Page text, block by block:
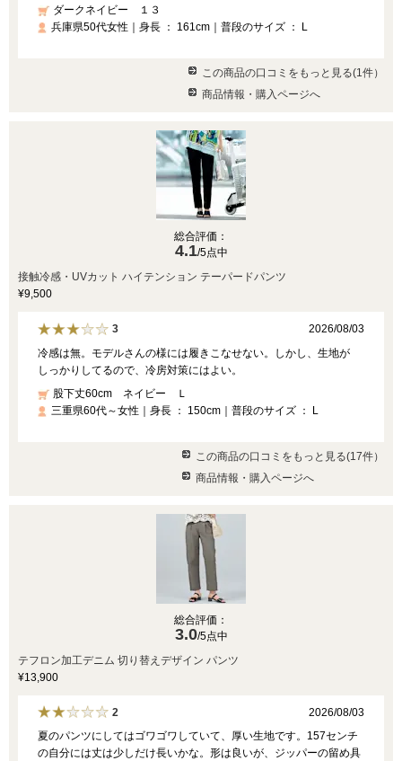
ダークネイビー １３
兵庫県50代女性｜身長 ： 161cm｜普段のサイズ ： L
この商品の口コミをもっと見る(1件）
商品情報・購入ページへ
総合評価：
4.1/5点中
接触冷感・UVカット ハイテンション テーパードパンツ
¥9,500
3
2026/08/03
冷感は無。モデルさんの様には履きこなせない。しかし、生地が
しっかりしてるので、冷房対策にはよい。
股下丈60cm ネイビー Ｌ
三重県60代～女性｜身長 ： 150cm｜普段のサイズ ： L
この商品の口コミをもっと見る(17件）
商品情報・購入ページへ
総合評価：
3.0/5点中
テフロン加工デニム 切り替えデザイン パンツ
¥13,900
2
2026/08/03
夏のパンツにしてはゴワゴワしていて、厚い生地です。157センチ
の自分には丈は少しだけ長いかな。形は良いが、ジッパーの留め具